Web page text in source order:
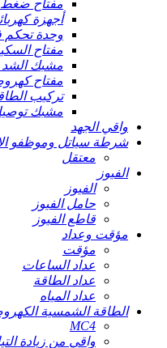
مفتاح ضغط
أجهزة
وحدة تحكم
مفتاح
مشبك الشد
مفتاح
تركيب
مشبك
واقي الجهد
شرطة سياتل وموظفو
معتقل
الفيوز
الفيوز
حامل الفيوز
قاطع الفيوز
مؤقت وعداد
مؤقت
عداد الساعات
عداد الطاقة
عداد المياه
الطاقة الشمسية
MC4
واقي من زيادة